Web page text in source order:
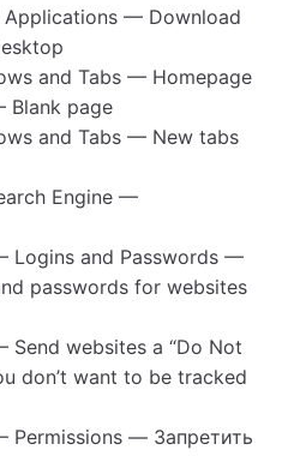
Applications — Download
and Tabs — Homepage
Blank page
and Tabs — New tabs
Engine —
Logins and Passwords —
passwords for websites
Send websites a “Do Not
don’t want to be tracked
Permissions — Запретить